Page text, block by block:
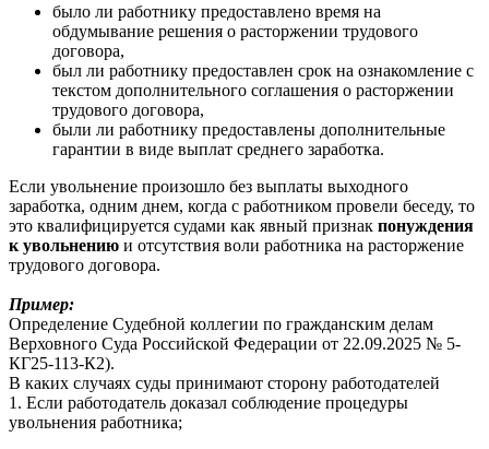
было ли работнику предоставлено время на
обдумывание решения о расторжении трудового
договора,
был ли работнику предоставлен срок на ознакомление с
текстом дополнительного соглашения о расторжении
трудового договора,
были ли работнику предоставлены дополнительные
гарантии в виде выплат среднего заработка.
Если увольнение произошло без выплаты выходного
заработка, одним днем, когда с работником провели беседу, то
это квалифицируется судами как явный признак понуждения
к увольнению и отсутствия воли работника на расторжение
трудового договора.
Пример:
Определение Судебной коллегии по гражданским делам
Верховного Суда Российской Федерации от 22.09.2025 № 5-
КГ25-113-К2).
В каких случаях суды принимают сторону работодателей
1. Если работодатель доказал соблюдение процедуры
увольнения работника;